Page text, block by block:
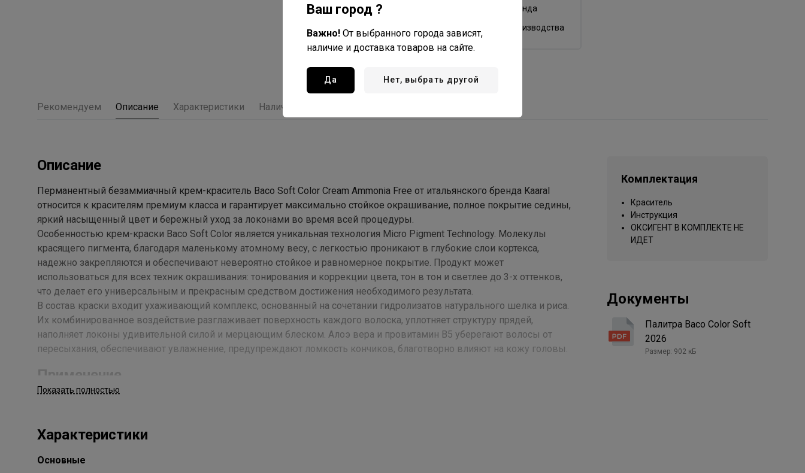
Италия - страна бренда
Италия - страна производства
Рекомендуем Описание Характеристики Наличие
Описание
Перманентный безаммиачный крем-краситель Baco Soft Color Cream Ammonia Free от итальянского бренда Kaaral
относится к красителям премиум класса и гарантирует максимально стойкое окрашивание, полное покрытие седины,
яркий насыщенный цвет и бережный уход за локонами во время всей процедуры.
Особенностью крем-краски Baco Soft Color является уникальная технология Micro Pigment Technology. Молекулы
красящего пигмента, благодаря маленькому атомному весу, с легкостью проникают в глубокие слои кортекса,
надежно закрепляются и обеспечивают невероятно стойкое и равномерное покрытие. Продукт может
использоваться для всех техник окрашивания: тонирования и коррекции цвета, тон в тон и светлее до 3-х оттенков,
что делает его универсальным и прекрасным средством достижения необходимого результата.
В состав краски входит ухаживающий комплекс, основанный на сочетании гидролизатов натурального шелка и риса.
Их комбинированное воздействие разглаживает поверхность каждого волоска, уплотняет структуру прядей,
наполняет локоны удивительной силой и мерцающим блеском. Алоэ вера и провитамин В5 уберегают волосы от
пересыхания, обеспечивают увлажнение, предупреждают ломкость кончиков, благотворно влияют на кожу головы.
Применение
желаемой интенсивности окрашивания. Концентрация эмульсии DEV Plus подбирается согласно технике окрашивания:
6 vol – тонирование и корректировка цвета ранее осветленных или окрашенных волос. 10 vol – окрашивание тон в
тон или темнее. 20 vol – осветление естественного пигмента на 2 уровня. 30 vol – осветление естественного пигмента
Показать полностью
Характеристики
Основные
Комплектация
Краситель
Инструкция
ОКСИГЕНТ В КОМПЛЕКТЕ НЕ
ИДЕТ
Документы
Палитра Baco Color Soft
2026
Размер: 902 кБ
Ваш город ?
Важно! От выбранного города зависят,
наличие и доставка товаров на сайте.
Да Нет, выбрать другой